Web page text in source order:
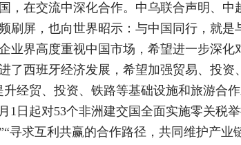
，在交流中深化合作。中乌联合声明、
刷屏，也向世界昭示：与中国同行，就是
业界高度重视中国市场，希望进一步深
了西班牙经济发展，希望加强贸易、投
升经贸、投资、铁路等基础设施和旅游合
1日起对53个非洲建交国全面实施零关税
寻求互利共赢的合作路径，共同维护产